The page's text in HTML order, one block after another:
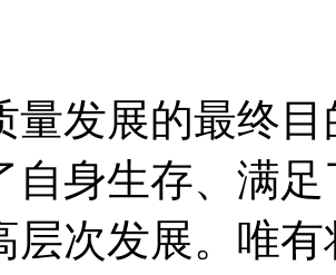
展的最终目
自身生存、满
层次发展。唯